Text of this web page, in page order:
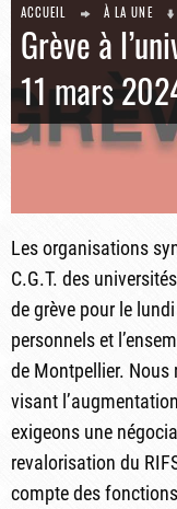
ACCUEIL À LA UNE
Grève à
11 mars
Les organisations
C.G.T. des
de grève pour le
personnels et
de Montpellier. Nous
visant
exigeons une
revalorisation du
compte des